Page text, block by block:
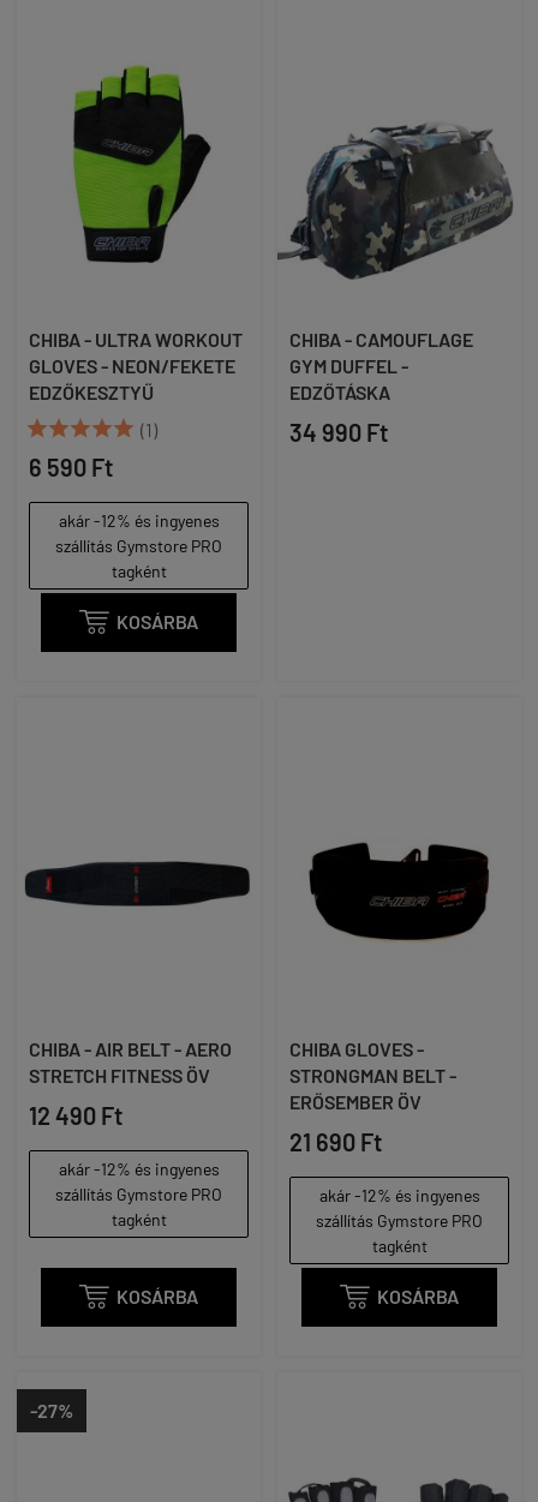
CHIBA - ULTRA WORKOUT
GLOVES - NEON/FEKETE
EDZŐKESZTYŰ
 (1)
6 590 Ft
akár -12% és ingyenes
szállítás Gymstore PRO
tagként
 KOSÁRBA
CHIBA - CAMOUFLAGE
GYM DUFFEL -
EDZŐTÁSKA
34 990 Ft
CHIBA - AIR BELT - AERO
STRETCH FITNESS ÖV
12 490 Ft
akár -12% és ingyenes
szállítás Gymstore PRO
tagként
 KOSÁRBA
CHIBA GLOVES -
STRONGMAN BELT -
ERŐSEMBER ÖV
21 690 Ft
akár -12% és ingyenes
szállítás Gymstore PRO
tagként
 KOSÁRBA
-27%